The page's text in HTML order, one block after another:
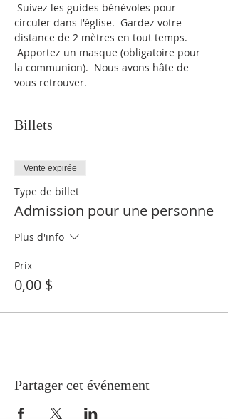
Suivez les guides bénévoles pour
circuler dans l'église.  Gardez votre
distance de 2 mètres en tout temps.
Apportez un masque (obligatoire pour
la communion).  Nous avons hâte de
vous retrouver.
Billets
Vente expirée
Type de billet
Admission pour une personne
Plus d'info
Prix
0,00 $
Partager cet événement